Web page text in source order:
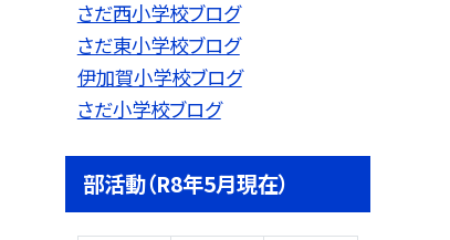
さだ西小学校ブログ
さだ東小学校ブログ
伊加賀小学校ブログ
さだ小学校ブログ
部活動（R8年5月現在）